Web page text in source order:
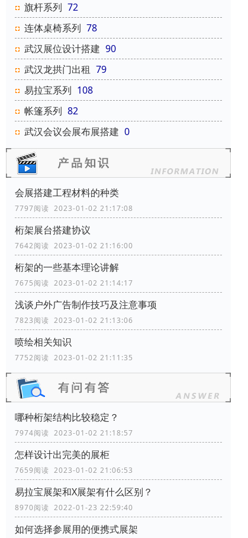
旗杆系列 72
连体桌椅系列 78
武汉展位设计搭建 90
武汉龙拱门出租 79
易拉宝系列 108
帐篷系列 82
武汉会议会展布展搭建 0
会展搭建工程材料的种类
7797阅读 2023-01-02 21:17:08
桁架展台搭建协议
7642阅读 2023-01-02 21:16:00
桁架的一些基本理论讲解
7675阅读 2023-01-02 21:14:17
浅谈户外广告制作技巧及注意事项
7823阅读 2023-01-02 21:13:06
喷绘相关知识
7752阅读 2023-01-02 21:11:35
哪种桁架结构比较稳定？
7974阅读 2023-01-02 21:18:57
怎样设计出完美的展柜
7659阅读 2023-01-02 21:06:53
易拉宝展架和X展架有什么区别？
8970阅读 2022-01-23 22:59:40
如何选择参展用的便携式展架